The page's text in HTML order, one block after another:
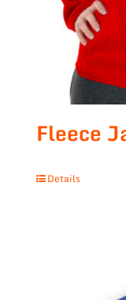
Fleece
Details